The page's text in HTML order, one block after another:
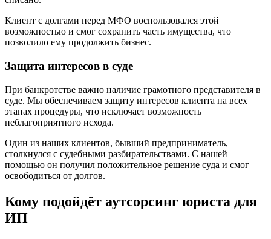
Клиент с долгами перед МФО воспользовался этой
возможностью и смог сохранить часть имущества, что
позволило ему продолжить бизнес.
Защита интересов в суде
При банкротстве важно наличие грамотного представителя в
суде. Мы обеспечиваем защиту интересов клиента на всех
этапах процедуры, что исключает возможность
неблагоприятного исхода.
Один из наших клиентов, бывший предприниматель,
столкнулся с судебными разбирательствами. С нашей
помощью он получил положительное решение суда и смог
освободиться от долгов.
Кому подойдёт аутсорсинг юриста для
ИП